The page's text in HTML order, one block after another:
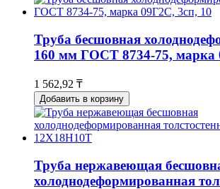
Труба бесшовная
160 мм ГОСТ 8734-75, марка
1 562,92 ₸
Добавить в корзину
Труба нержавеющая
холоднодеформированная